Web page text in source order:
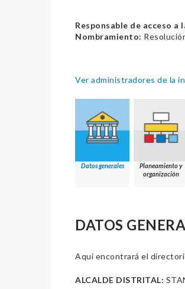
Responsable de acceso a
Nombramiento:
Ver administradores de la
Datos generales
Planeamiento y
organización
DATOS
Aquí encontrará el
ALCALDE DISTRITAL: